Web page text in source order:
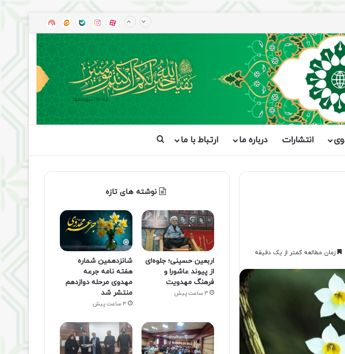
آپاراتاینستاگرام
بله ایتا شنوتو
انتشارات درباره ما ارتباط با ما جستجو برای
زمان مطالعه کمتر از یک دقیقه
نوشته های تازه
اربعین حسینی؛ جلوه‌ای
از پیوند عاشورا و
فرهنگ مهدویت
3 ساعت پیش
شانزدهمین شماره
هفته‌ نامه جرعه
مهدوی مرحله دوازدهم
منتشر شد
3 ساعت پیش